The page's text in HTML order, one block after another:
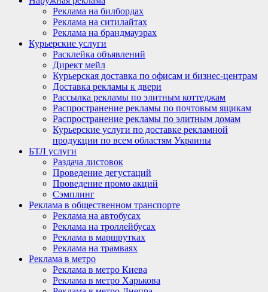
Реклама на билбордах
Реклама на ситилайтах
Реклама на брандмауэрах
Курьерские услуги
Расклейка объявлений
Директ мейл
Курьерская доставка по офисам и бизнес-центрам
Доставка рекламы к двери
Рассылка рекламы по элитным коттеджам
Распространение рекламы по почтовым ящикам
Распространение рекламы по элитным домам
Курьерские услуги по доставке рекламной
продукции по всем областям Украины
БТЛ услуги
Раздача листовок
Проведение дегустаций
Проведение промо акций
Сэмплинг
Реклама в общественном транспорте
Реклама на автобусах
Реклама на троллейбусах
Реклама в маршрутках
Реклама на трамваях
Реклама в метро
Реклама в метро Киева
Реклама в метро Харькова